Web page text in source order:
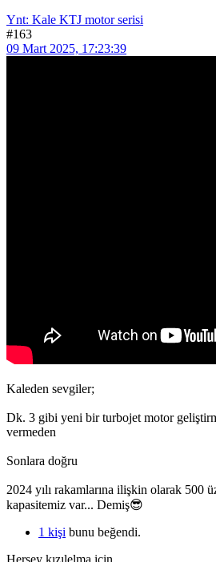
Ynt: Kale KTJ motor serisi
#163
09 Mart 2025, 17:23:39
Kaleden sevgiler;
Dk. 3 gibi yeni bir turbojet motor
vermeden
Sonlara doğru
2024 yılı rakamlarına ilişkin olarak 500
kapasitemiz var... Demiş😎
1 kişi bunu beğendi.
Herşey kızılelma için